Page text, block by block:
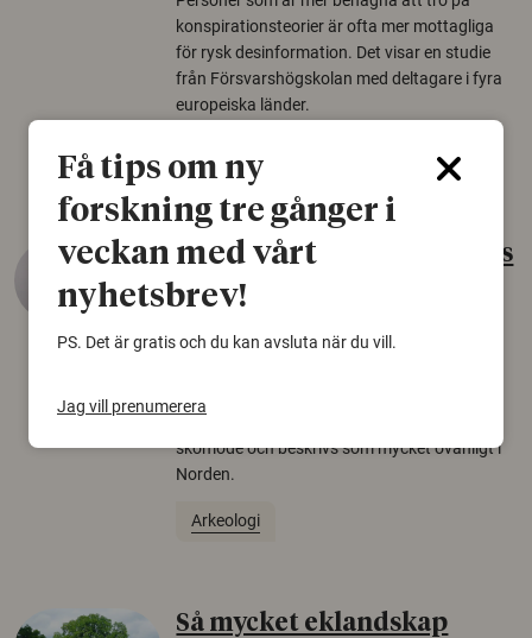
konspirationsteorier är ofta mer mottagliga
för rysk desinformation. Det visar en studie
från Försvarshögskolan med deltagare i fyra
europeiska länder.
Gammalt skinn var Sveriges
äldsta sko
skomode och beskrivs som mycket ovanligt i
Norden.
Arkeologi
Så mycket eklandskap
Få tips om ny
forskning tre gånger i
veckan med vårt
nyhetsbrev!
PS. Det är gratis och du kan avsluta när du vill.
Jag vill prenumerera